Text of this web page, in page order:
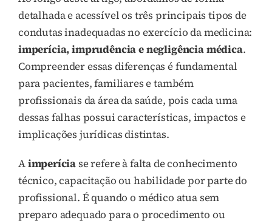
detalhada e acessível os três principais tipos de
condutas inadequadas no exercício da medicina:
imperícia, imprudência e negligência médica.
Compreender essas diferenças é fundamental
para pacientes, familiares e também
profissionais da área da saúde, pois cada uma
dessas falhas possui características, impactos e
implicações jurídicas distintas.
Aimperíciase refere à falta de conhecimento
técnico, capacitação ou habilidade por parte do
profissional. É quando o médico atua sem
preparo adequado para o procedimento ou